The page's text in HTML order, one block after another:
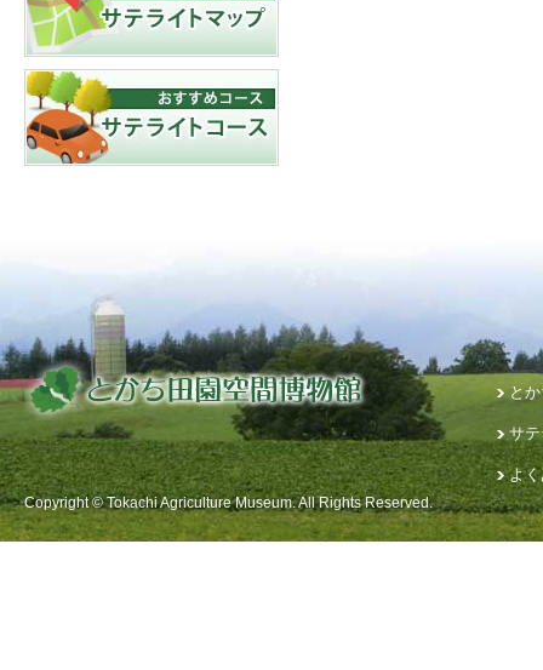
と
サ
よ
Copyright © Tokachi Agriculture Museum. All Rights Reserved.